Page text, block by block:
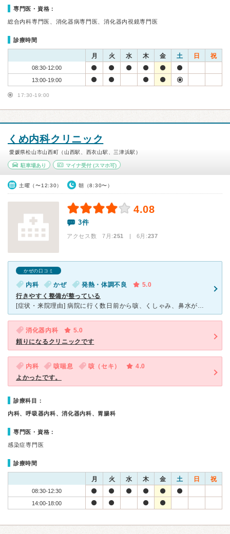
専門医・資格：
総合内科専門医、消化器病専門医、消化器内視鏡専門医
診療時間
月 火 水 木 金 土 日 祝
08:30-12:00
13:00-19:00
17:30-19:00
くめ内科クリニック
愛媛県松山市山西町（山西駅、西衣山駅、三津浜駅）
駐車場あり マイナ受付(スマホ可)
土曜（〜12:30） 朝（8:30〜）
4.08
3件
アクセス数 7月:251 | 6月:237
かぜの口コミ
内科 かぜ 発熱・体調不良
5.0
行きやすく整備が整っている
[症状・来院理由] 病院に行く数日前から咳、くしゃみ、鼻水がひどく苦しんでいました。 そこで近所でもかなり評判が高く歩いていける距離のくめ内科クリニックに行きました。 苦しかったので車で行きまし
消化器内科
5.0
頼りになるクリニックです
内科 咳喘息 咳（セキ）
4.0
よかったです。
診療科目：
内科、呼吸器内科、消化器内科、胃腸科
専門医・資格：
感染症専門医
診療時間
月 火 水 木 金 土 日 祝
08:30-12:30
14:00-18:00